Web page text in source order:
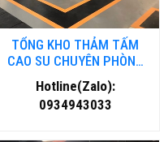
TỔNG KHO THẢM TẤM
CAO SU CHUYÊN PHÒNG
GYM- FITNESS TẠI ĐÀ
NẴNG
Hotline(Zalo):
0934943033